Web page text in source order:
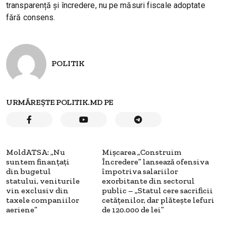
transparență și încredere, nu pe măsuri fiscale adoptate
fără consens.
POLITIK
URMĂREȘTE POLITIK.MD PE
MoldATSA: „Nu
suntem finanțați
din bugetul
statului, veniturile
vin exclusiv din
taxele companiilor
aeriene”
Mișcarea „Construim
Încredere” lansează ofensiva
împotriva salariilor
exorbitante din sectorul
public – „Statul cere sacrificii
cetățenilor, dar plătește lefuri
de 120.000 de lei”